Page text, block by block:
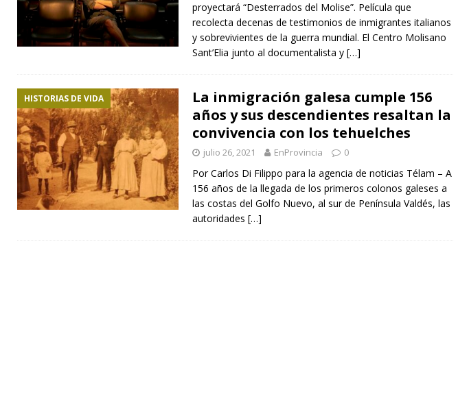
proyectará “Desterrados del Molise”. Película que
recolecta decenas de testimonios de inmigrantes italianos
y sobrevivientes de la guerra mundial. El Centro Molisano
Sant’Elia junto al documentalista y […]
HISTORIAS DE VIDA
La inmigración galesa cumple 156
años y sus descendientes resaltan la
convivencia con los tehuelches
julio 26, 2021 EnProvincia 0
Por Carlos Di Filippo para la agencia de noticias Télam – A
156 años de la llegada de los primeros colonos galeses a
las costas del Golfo Nuevo, al sur de Península Valdés, las
autoridades […]